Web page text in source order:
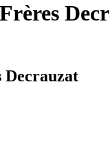
Decrauzat